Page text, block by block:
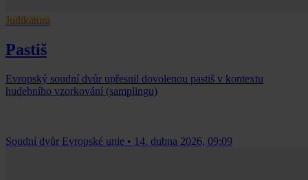
Judikatura
Pastiš
Evropský soudní dvůr upřesnil dovolenou pastiš v kontextu
hudebního vzorkování (samplingu)
Soudní dvůr Evropské unie • 14. dubna 2026, 09:09